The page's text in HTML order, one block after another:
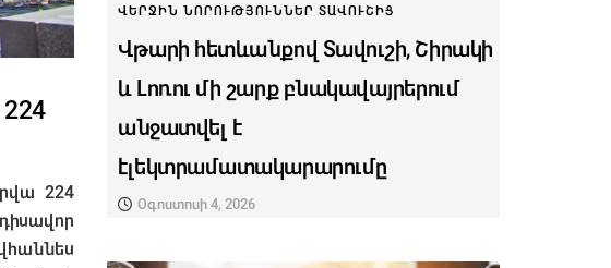
224
ՎԵՐՋԻՆ ՆՈՐՈՒԹՅՈՒՆՆԵՐ ՏԱՎՈՒՇԻՑ
Վթարի հետևանքով Տավուշի, Շիրակի
և Լոռու մի շարք բնակավայրերում
անջատվել է
էլեկտրամատակարարումը
Օգոստոսի 4, 2026